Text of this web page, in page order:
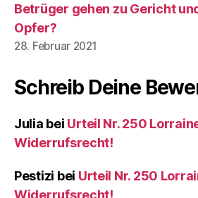
Betrüger gehen zu Gericht
Opfer?
28. Februar 2021
Schreib Deine
Julia bei Urteil Nr. 250
Widerrufsrecht!
Pestizi bei Urteil Nr. 250
Widerrufsrecht!